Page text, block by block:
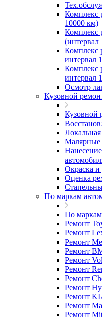
Комплекс
10000 км)
Комплекс
(интервал
Комплекс
интервал
Комплекс
интервал
Осмотр
Кузовной
Кузовной
Малярные
Окраска и
Оценка
По маркам
По
Ремонт
Ремонт
Ремонт
Ремонт
Ремонт
Ремонт
Ремонт
Ремонт
Ремонт
Ремонт
Ремонт